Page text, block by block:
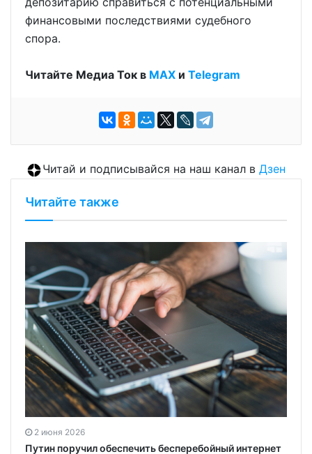
финансовыми последствиями судебного
спора.
Читайте Медиа Ток в МАХ и Telegram
Читай и подписывайся на наш канал в Дзен
Читайте также
2 июня 2026
Путин поручил обеспечить бесперебойный интернет